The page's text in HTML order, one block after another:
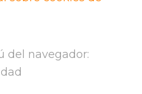
del navegador: